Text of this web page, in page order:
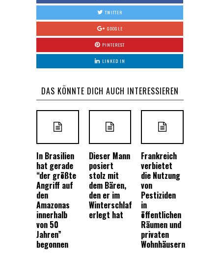
TWITTER
GOOGLE
PINTEREST
LINKED IN
DAS KÖNNTE DICH AUCH INTERESSIEREN
In Brasilien
hat gerade
“der größte
Angriff auf
den
Amazonas
innerhalb
von 50
Jahren”
begonnen
Dieser Mann
posiert
stolz mit
dem Bären,
den er im
Winterschlaf
erlegt hat
Frankreich
verbietet
die Nutzung
von
Pestiziden
in
öffentlichen
Räumen und
privaten
Wohnhäusern